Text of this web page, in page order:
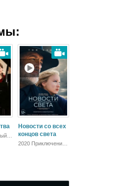
Новости со всех
концов света
2020 Приключения,